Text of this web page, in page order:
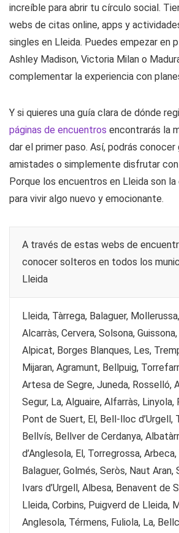
increíble para abrir tu círculo social.
webs de citas online, apps y
singles en Lleida. Puedes empezar en
Ashley Madison, Victoria Milan o
complementar la experiencia con
Y si quieres una guía clara de dónde
páginas de encuentros encontrarás la
dar el primer paso. Así, podrás conocer
amistades o simplemente disfrutar
Porque los encuentros en Lleida son
para vivir algo nuevo y emocionante.
A través de estas webs de
conocer solteros en todos los
Lleida
Lleida, Tàrrega, Balaguer,
Alcarràs, Cervera, Solsona,
Alpicat, Borges Blanques, Les,
Mijaran, Agramunt, Bellpuig,
Artesa de Segre, Juneda, Rosselló,
Segur, La, Alguaire, Alfarràs,
Pont de Suert, El, Bell-lloc d’Urgell,
Bellvís, Bellver de Cerdanya,
d’Anglesola, El, Torregrossa,
Balaguer, Golmés, Seròs, Naut Aran,
Ivars d’Urgell, Albesa, Benavent de
Lleida, Corbins, Puigverd de Lleida,
Anglesola, Térmens, Fuliola, La,